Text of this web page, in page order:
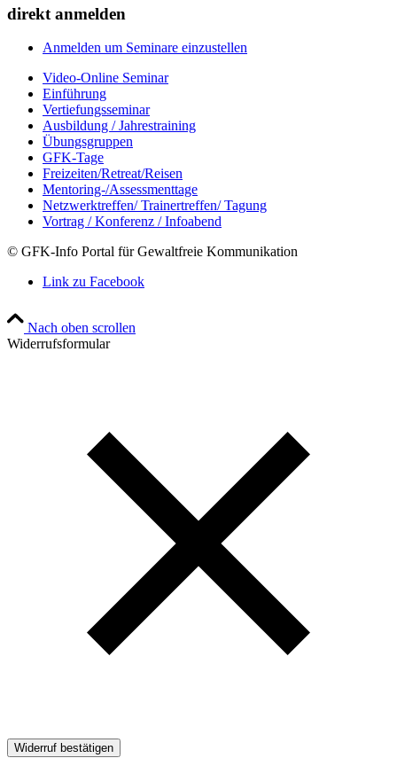
direkt anmelden
Anmelden um Seminare einzustellen
Video-Online Seminar
Einführung
Vertiefungsseminar
Ausbildung / Jahrestraining
Übungsgruppen
GFK-Tage
Freizeiten/Retreat/Reisen
Mentoring-/Assessmenttage
Netzwerktreffen/ Trainertreffen/ Tagung
Vortrag / Konferenz / Infoabend
© GFK-Info Portal für Gewaltfreie Kommunikation
Link zu Facebook
Nach oben scrollen
Widerrufsformular
Widerruf bestätigen